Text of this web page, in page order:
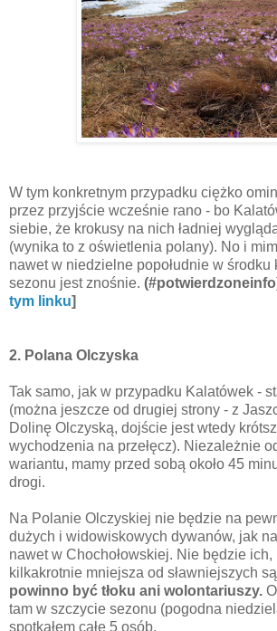
W tym konkretnym przypadku ciężko
przez przyjście wcześnie rano - bo
siebie, że krokusy na nich ładniej
(wynika to z oświetlenia polany). No i
nawet w niedzielne popołudnie w środku
sezonu jest znośnie.
tym linku]
2. Polana Olczyska
Tak samo, jak w przypadku Kalatówek -
(można jeszcze od drugiej strony - z
Dolinę Olczyską, dojście jest wtedy
wychodzenia na przełęcz). Niezależnie
wariantu, mamy przed sobą około 45
drogi.
Na Polanie Olczyskiej nie będzie na
dużych i widowiskowych dywanów, jak
nawet w Chochołowskiej. Nie będzie
kilkakrotnie mniejsza od sławniejszych
powinno być tłoku ani wolontariuszy.
tam w szczycie sezonu (pogodna
spotkałem całe 5 osób.